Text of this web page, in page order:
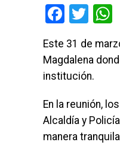
Este 31 de
Magdalena
institución.
En la reunión,
Alcaldía y
manera